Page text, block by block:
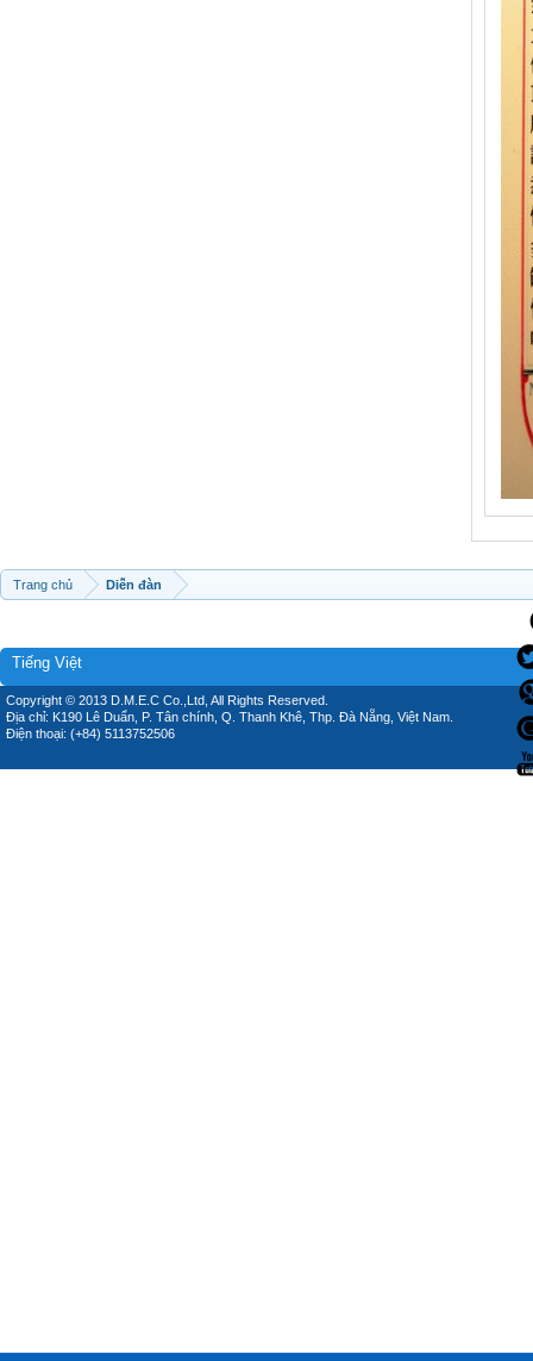
Trang chủ Diễn đàn
Tiếng Việt
Copyright © 2013 D.M.E.C Co.,Ltd, All Rights Reserved.
Địa chỉ: K190 Lê Duẩn, P. Tân chính, Q. Thanh Khê, Thp. Đà Nẵng, Việt Nam.
Điện thoại: (+84) 5113752506